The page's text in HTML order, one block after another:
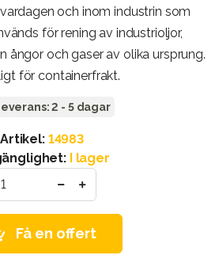
och inom industrin som
för rening av industrioljor,
ångor och gaser av olika ursprung.
för containerfrakt.
2 - 5 dagar
Artikel: 14983
I lager
Få en offert